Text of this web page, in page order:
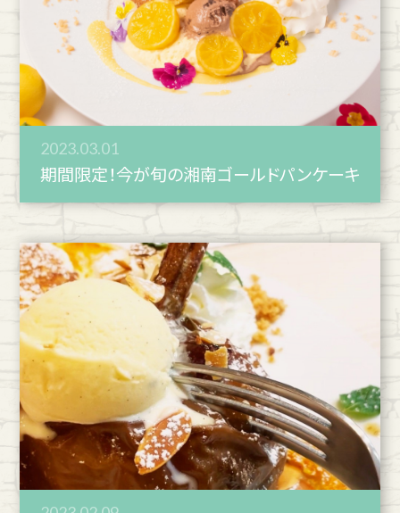
2023.03.01
期間限定！今が旬の湘南ゴールドパンケーキ